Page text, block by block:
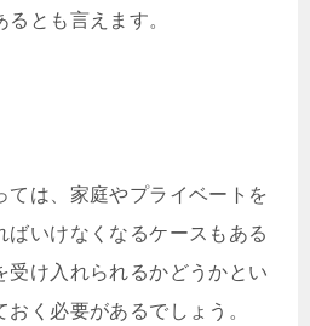
とも言えます。
ては、家庭やプライベートを
ばいけなくなるケースもある
受け入れられるかどうかとい
く必要があるでしょう。